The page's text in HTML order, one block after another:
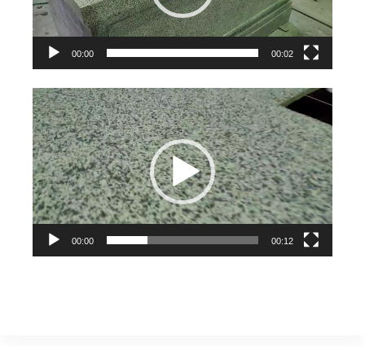
器
00:00 00:02
視
訊
播
放
器
00:00 00:12